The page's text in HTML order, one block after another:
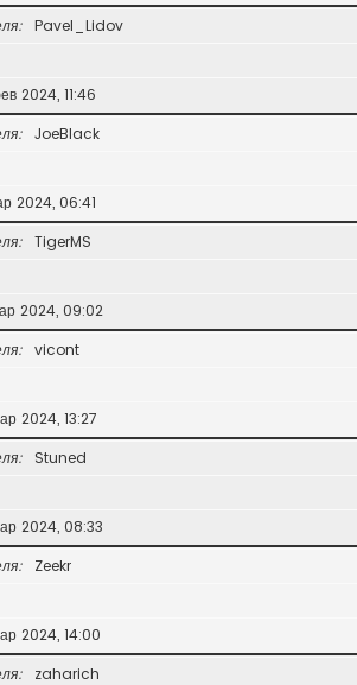
Pavel_Lidov
2024, 11:46
JoeBlack
2024, 06:41
TigerMS
2024, 09:02
vicont
2024, 13:27
Stuned
2024, 08:33
Zeekr
2024, 14:00
zaharich